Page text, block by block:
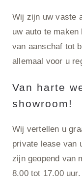
Wij zijn uw vaste
uw auto te maken
van aanschaf tot
allemaal voor u
Van harte
showroom!
Wij vertellen u
private lease van
zijn geopend van
8.00 tot 17.00